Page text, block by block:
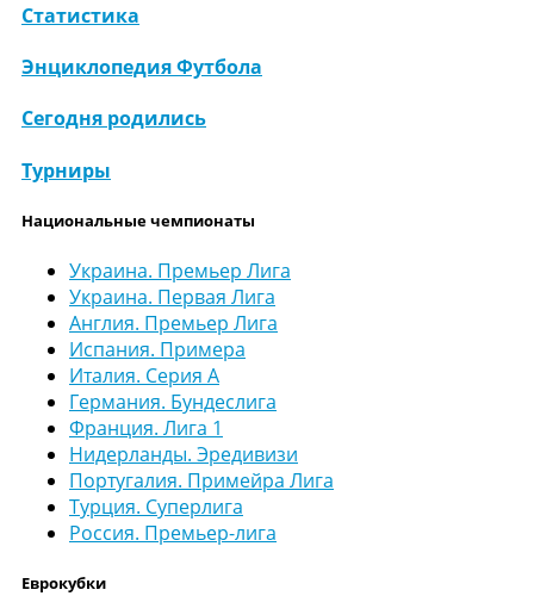
Статистика
Энциклопедия Футбола
Сегодня родились
Турниры
Национальные чемпионаты
Украина. Премьер Лига
Украина. Первая Лига
Англия. Премьер Лига
Испания. Примера
Италия. Серия А
Германия. Бундеслига
Франция. Лига 1
Нидерланды. Эредивизи
Португалия. Примейра Лига
Турция. Суперлига
Россия. Премьер-лига
Еврокубки